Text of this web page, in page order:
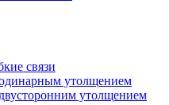
связи
утолщением
утолщением